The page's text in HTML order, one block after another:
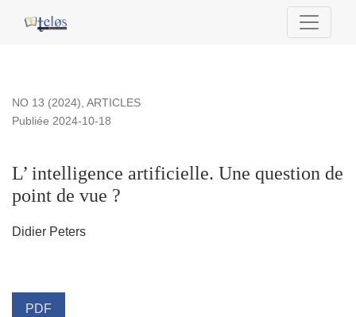
L’ intelligence artificielle. Une question de point de vue ?
NO 13 (2024), ARTICLES
L’ intelligence artificielle. Une question de
point de vue ?
Publiée 2024-10-18
Didier Peters
PDF